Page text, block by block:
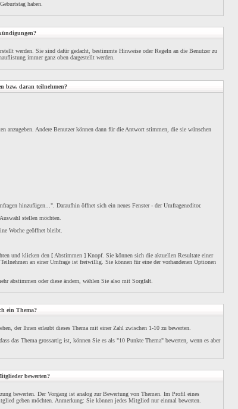
haben.
werden. Sie sind dafür gedacht, bestimmte Hinweise oder Regeln an die Benutzer zu
immer ganz oben dargestellt werden.
bzw. daran teilnehmen?
anzugeben. Andere Benutzer können dann für die Antwort stimmen, die sie wünschen
hinzufügen...". Daraufhin öffnet sich ein neues Fenster - der Umfrageneditor.
stellen möchten.
Woche geöffnet bleibt.
und klicken den [ Abstimmen ] Knopf. Sie können sich die aktuellen Resultate einer
an einer Umfrage ist freiwillig. Sie können für eine der vorhandenen Optionen
abstimmen oder diese ändern, wählen Sie also mit Sorgfalt.
ein Thema?
der Ihnen erlaubt dieses Thema mit einer Zahl zwischen 1-10 zu bewerten.
das Thema grossartig ist, können Sie es als "10 Punkte Thema" bewerten, wenn es aber
bewerten?
bewerten. Der Vorgang ist analog zur Bewertung von Themen. Im Profil eines
geben möchten. Anmerkung: Sie können jedes Mitglied nur einmal bewerten.